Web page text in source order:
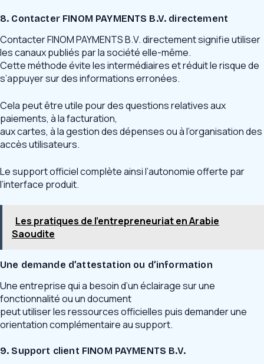
8. Contacter FINOM PAYMENTS B.V. directement
Contacter FINOM PAYMENTS B.V. directement signifie utiliser
les canaux publiés par la société elle-même.
Cette méthode évite les intermédiaires et réduit le risque de
s’appuyer sur des informations erronées.
Cela peut être utile pour des questions relatives aux
paiements, à la facturation,
aux cartes, à la gestion des dépenses ou à l’organisation des
accès utilisateurs.
Le support officiel complète ainsi l’autonomie offerte par
l’interface produit.
Les pratiques de l'entrepreneuriat en Arabie
Saoudite
Une demande d’attestation ou d’information
Une entreprise qui a besoin d’un éclairage sur une
fonctionnalité ou un document
peut utiliser les ressources officielles puis demander une
orientation complémentaire au support.
9. Support client FINOM PAYMENTS B.V.